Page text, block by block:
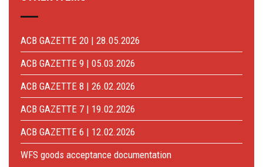
ACB GAZETTE 20 | 28.05.2026
ACB GAZETTE 9 | 05.03.2026
ACB GAZETTE 8 | 26.02.2026
ACB GAZETTE 7 | 19.02.2026
ACB GAZETTE 6 | 12.02.2026
WFS goods acceptance documentation